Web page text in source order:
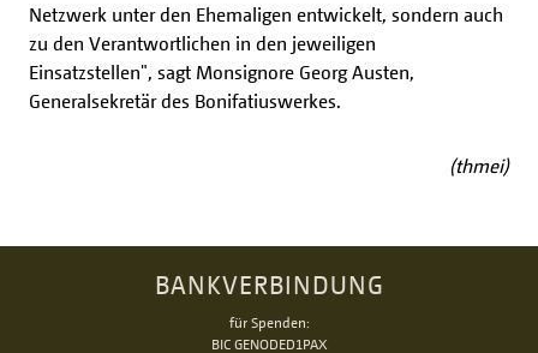
Netzwerk unter den Ehemaligen entwickelt, sondern auch
zu den Verantwortlichen in den jeweiligen
Einsatzstellen", sagt Monsignore Georg Austen,
Generalsekretär des Bonifatiuswerkes.
(thmei)
BANKVERBINDUNG
für Spenden:
BIC GENODED1PAX